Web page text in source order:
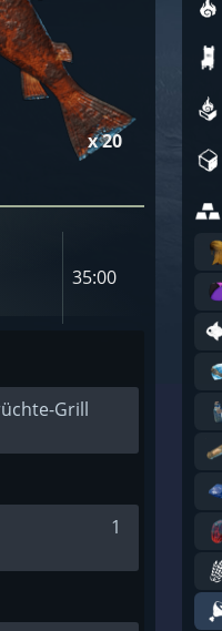
x 20
35:00
Grill
1